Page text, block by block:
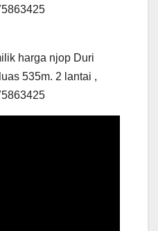
harga njop Duri
535m. 2 lantai ,